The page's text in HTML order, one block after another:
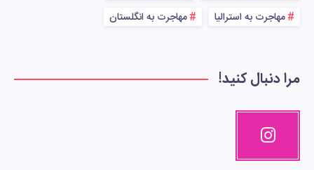
مهاجرت به استرالیا
مهاجرت به انگلستان
مرا دنبال کنید!